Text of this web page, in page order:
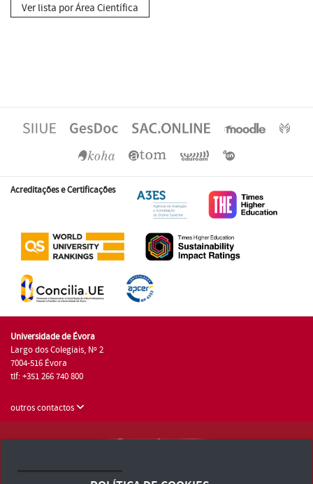
Ver lista por Área Científica
Acreditações e Certificações
Universidade de Évora
Largo dos Colegiais, Nº 2
7004-516 Évora
tlf: +351 266 740 800
outros contactos
Consulte os Termos e Condições e Política de Privacidade